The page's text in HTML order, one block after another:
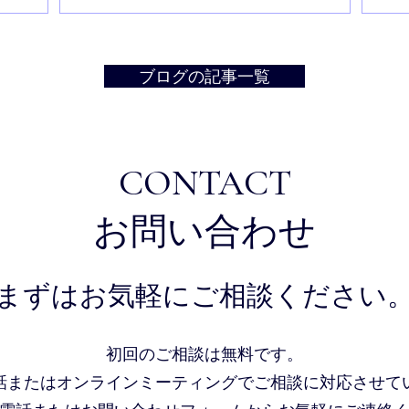
ブログの記事一覧
CONTACT
お問い合わせ
まずはお気軽にご相談ください。
初回のご相談は無料です。
またはオンラインミーティングでご相談に対応させて